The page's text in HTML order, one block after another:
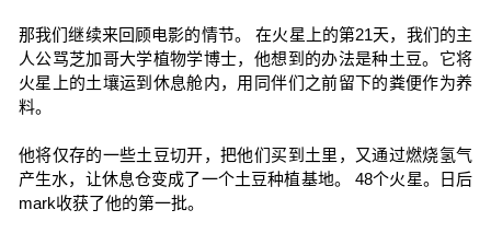
那我们继续来回顾电影的情节。 在火星上的第21天，我们的主
人公骂芝加哥大学植物学博士，他想到的办法是种土豆。它将
火星上的土壤运到休息舱内，用同伴们之前留下的粪便作为养
料。
他将仅存的一些土豆切开，把他们买到土里，又通过燃烧氢气
产生水，让休息仓变成了一个土豆种植基地。 48个火星。日后
mark收获了他的第一批。